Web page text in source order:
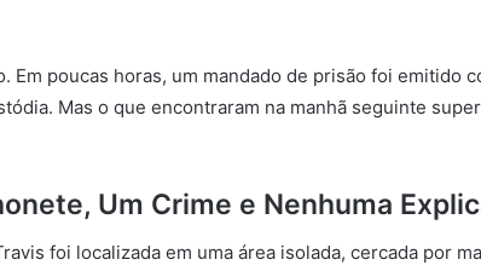
Em poucas horas, um mandado de prisão foi emitido
Mas o que encontraram na manhã seguinte
Um Crime e Nenhuma
foi localizada em uma área isolada, cercada por